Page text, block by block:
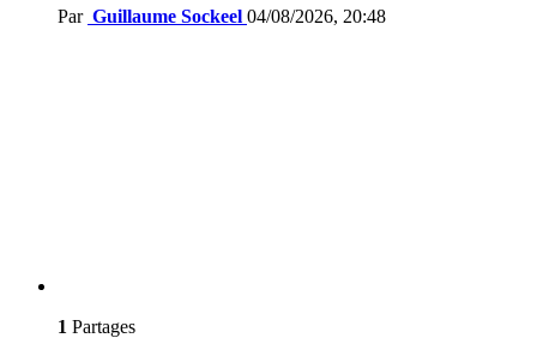
Par Guillaume Sockeel 04/08/2026, 20:48
1 Partages